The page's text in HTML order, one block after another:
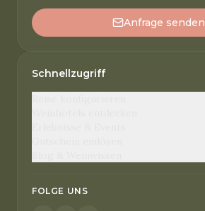
Anfrage senden
Schnellzugriff
FOLGE UNS